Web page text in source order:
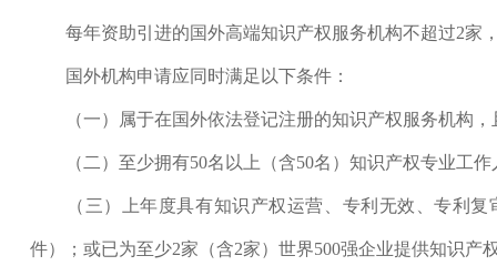
每年资助引进的国外高端知识产权服务机构不超过2家，
国外机构申请应同时满足以下条件：
（一）属于在国外依法登记注册的知识产权服务机构，
（二）至少拥有50名以上（含50名）知识产权专业工作
（三）上年度具有知识产权运营、专利无效、专利复
件）；或已为至少2家（含2家）世界500强企业提供知识产